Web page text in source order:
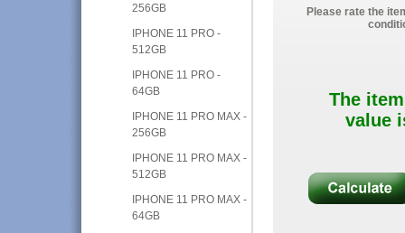
256GB
IPHONE 11 PRO -
512GB
IPHONE 11 PRO -
64GB
IPHONE 11 PRO MAX -
256GB
IPHONE 11 PRO MAX -
512GB
IPHONE 11 PRO MAX -
64GB
Please rate the
The
value